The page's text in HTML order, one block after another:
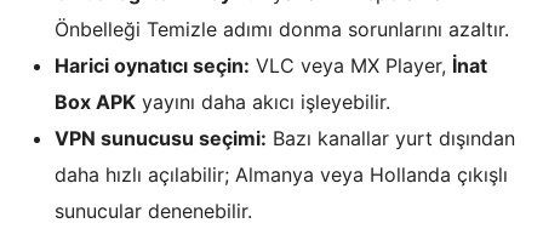
Önbelleği Temizle adımı donma sorunlarını azaltır.
Harici oynatıcı seçin: VLC veya MX Player, İnat
Box APK yayını daha akıcı işleyebilir.
VPN sunucusu seçimi: Bazı kanallar yurt dışından
daha hızlı açılabilir; Almanya veya Hollanda çıkışlı
sunucular denenebilir.